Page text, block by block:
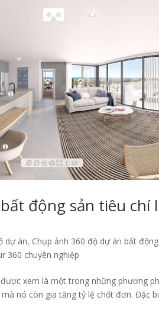
động sản tiêu chí
dự án, Chụp ảnh 360 độ dự án bất
360 chuyên nghiệp
xem là một trong những phương
nó còn gia tăng tỷ lệ chốt đơn. Đặc